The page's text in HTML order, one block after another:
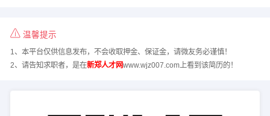
温馨提示
1、本平台仅供信息发布，不会收取押金、保证金，请微友务必谨慎！
2、请告知求职者，是在新郑人才网www.wjz007.com上看到该简历的！